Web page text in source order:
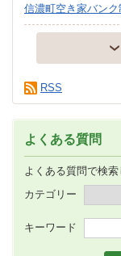
信濃町空き家バンク
RSS
よくある質問
よくある質問で検
カテゴリー
キーワード